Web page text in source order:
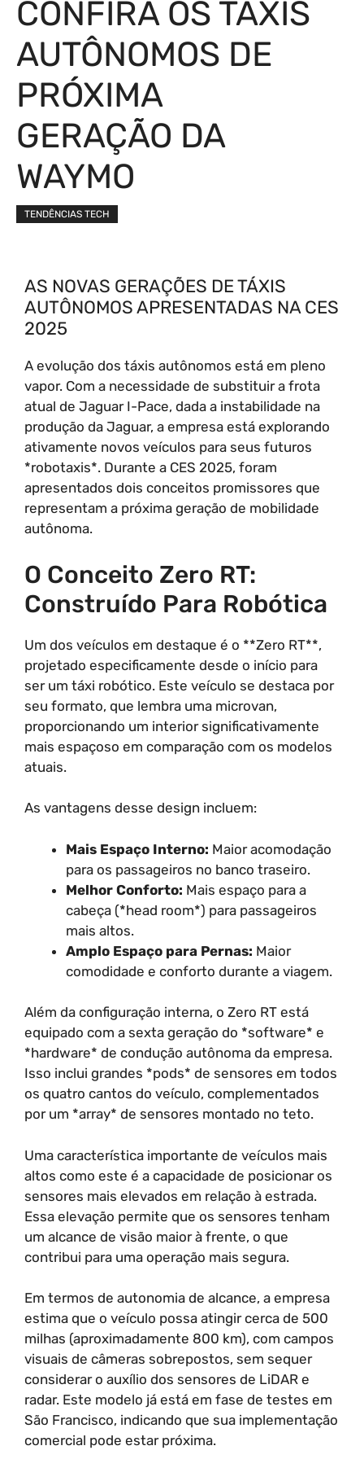
CONFIRA OS TÁXIS
AUTÔNOMOS DE
PRÓXIMA
GERAÇÃO DA
WAYMO
TENDÊNCIAS TECH
AS NOVAS GERAÇÕES DE TÁXIS
AUTÔNOMOS APRESENTADAS NA CES
2025
A evolução dos táxis autônomos está em pleno
vapor. Com a necessidade de substituir a frota
atual de Jaguar I-Pace, dada a instabilidade na
produção da Jaguar, a empresa está explorando
ativamente novos veículos para seus futuros
*robotaxis*. Durante a CES 2025, foram
apresentados dois conceitos promissores que
representam a próxima geração de mobilidade
autônoma.
O Conceito Zero RT:
Construído Para Robótica
Um dos veículos em destaque é o **Zero RT**,
projetado especificamente desde o início para
ser um táxi robótico. Este veículo se destaca por
seu formato, que lembra uma microvan,
proporcionando um interior significativamente
mais espaçoso em comparação com os modelos
atuais.
As vantagens desse design incluem:
Mais Espaço Interno: Maior acomodação
para os passageiros no banco traseiro.
Melhor Conforto: Mais espaço para a
cabeça (*head room*) para passageiros
mais altos.
Amplo Espaço para Pernas: Maior
comodidade e conforto durante a viagem.
Além da configuração interna, o Zero RT está
equipado com a sexta geração do *software* e
*hardware* de condução autônoma da empresa.
Isso inclui grandes *pods* de sensores em todos
os quatro cantos do veículo, complementados
por um *array* de sensores montado no teto.
Uma característica importante de veículos mais
altos como este é a capacidade de posicionar os
sensores mais elevados em relação à estrada.
Essa elevação permite que os sensores tenham
um alcance de visão maior à frente, o que
contribui para uma operação mais segura.
Em termos de autonomia de alcance, a empresa
estima que o veículo possa atingir cerca de 500
milhas (aproximadamente 800 km), com campos
visuais de câmeras sobrepostos, sem sequer
considerar o auxílio dos sensores de LiDAR e
radar. Este modelo já está em fase de testes em
São Francisco, indicando que sua implementação
comercial pode estar próxima.